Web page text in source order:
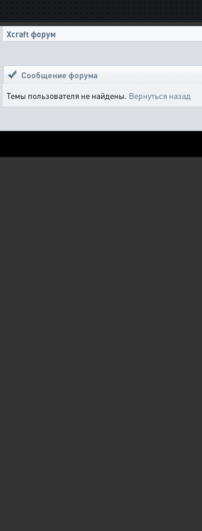
Xcraft форум
Сообщение форума
Темы пользователя не найдены. Вернуться назад